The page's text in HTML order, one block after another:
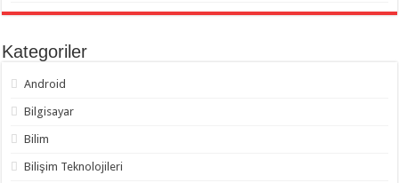
Kategoriler
Android
Bilgisayar
Bilim
Bilişim Teknolojileri